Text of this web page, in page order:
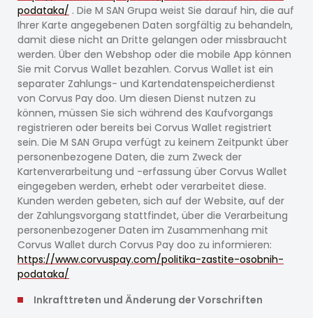
podataka/ . Die M SAN Grupa weist Sie darauf hin, die auf
Ihrer Karte angegebenen Daten sorgfältig zu behandeln,
damit diese nicht an Dritte gelangen oder missbraucht
werden. Über den Webshop oder die mobile App können
Sie mit Corvus Wallet bezahlen. Corvus Wallet ist ein
separater Zahlungs- und Kartendatenspeicherdienst
von Corvus Pay doo. Um diesen Dienst nutzen zu
können, müssen Sie sich während des Kaufvorgangs
registrieren oder bereits bei Corvus Wallet registriert
sein. Die M SAN Grupa verfügt zu keinem Zeitpunkt über
personenbezogene Daten, die zum Zweck der
Kartenverarbeitung und -erfassung über Corvus Wallet
eingegeben werden, erhebt oder verarbeitet diese.
Kunden werden gebeten, sich auf der Website, auf der
der Zahlungsvorgang stattfindet, über die Verarbeitung
personenbezogener Daten im Zusammenhang mit
Corvus Wallet durch Corvus Pay doo zu informieren:
https://www.corvuspay.com/politika-zastite-osobnih-
podataka/
Inkrafttreten und Änderung der Vorschriften